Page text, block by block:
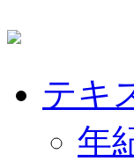
テキ
年